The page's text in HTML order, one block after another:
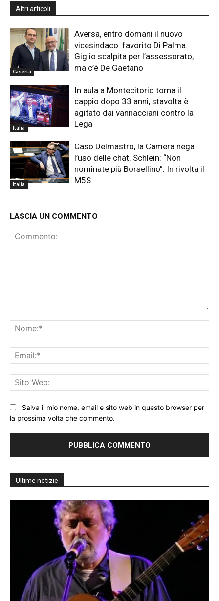
Altri articoli
Caserta
Aversa, entro domani il nuovo
vicesindaco: favorito Di Palma.
Giglio scalpita per l’assessorato,
ma c’è De Gaetano
Italia
In aula a Montecitorio torna il
cappio dopo 33 anni, stavolta è
agitato dai vannacciani contro la
Lega
Italia
Caso Delmastro, la Camera nega
l’uso delle chat. Schlein: “Non
nominate più Borsellino”. In rivolta il
M5S
LASCIA UN COMMENTO
Salva il mio nome, email e sito web in questo browser per
la prossima volta che commento.
Ultime notizie